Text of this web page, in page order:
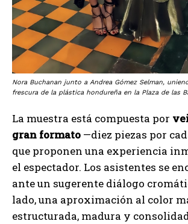
Nora Buchanan junto a Andrea Gómez Selman,
frescura de la plástica hondureña en la Plaza de las
La muestra está compuesta por
gran formato —diez piezas por
que proponen una experiencia
el espectador. Los asistentes se
ante un sugerente diálogo
lado, una aproximación al color
estructurada, madura y